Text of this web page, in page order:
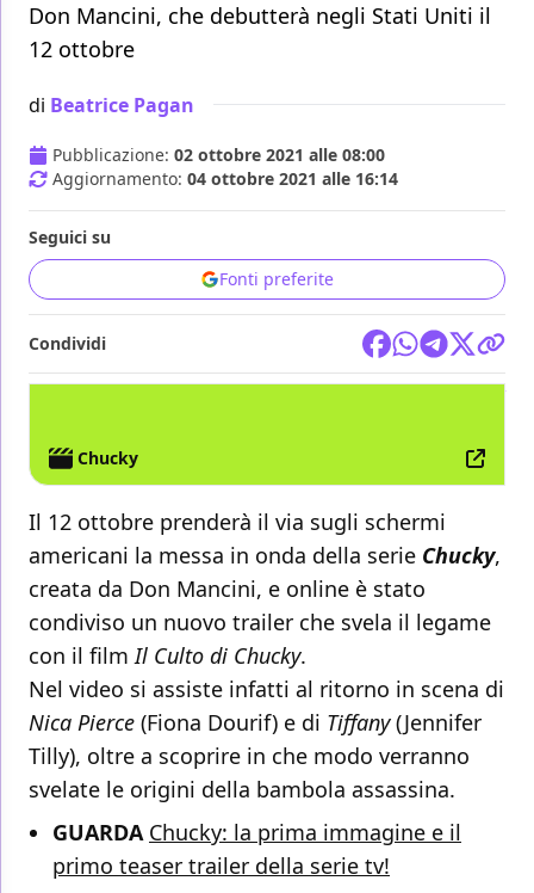
Don Mancini, che debutterà negli Stati Uniti il
12 ottobre
di Beatrice Pagan
Pubblicazione: 02 ottobre 2021 alle 08:00
Aggiornamento: 04 ottobre 2021 alle 16:14
Seguici su
Fonti preferite
Condividi
Chucky
Il 12 ottobre prenderà il via sugli schermi
americani la messa in onda della serie Chucky,
creata da Don Mancini, e online è stato
condiviso un nuovo trailer che svela il legame
con il filmIl Culto di Chucky.
Nel video si assiste infatti al ritorno in scena di
Nica Pierce (Fiona Dourif) e di Tiffany(Jennifer
Tilly), oltre a scoprire in che modo verranno
svelate le origini della bambola assassina.
GUARDA Chucky: la prima immagine e il
primo teaser trailer della serie tv!